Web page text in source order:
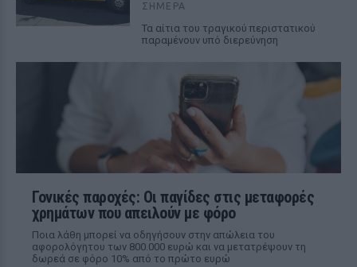
ΣΉΜΕΡΑ
Τα αίτια του τραγικού περιστατικού
παραμένουν υπό διερεύνηση
Γονικές παροχές: Οι παγίδες στις μεταφορές
χρημάτων που απειλούν με φόρο
Ποια λάθη μπορεί να οδηγήσουν στην απώλεια του
αφορολόγητου των 800.000 ευρώ και να μετατρέψουν τη
δωρεά σε φόρο 10% από το πρώτο ευρώ